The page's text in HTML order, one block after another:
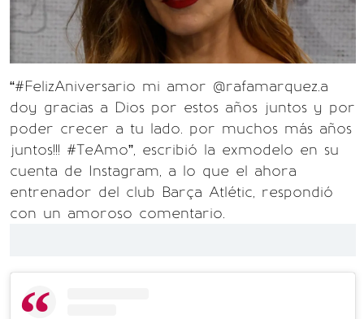
“#FelizAniversario mi amor @rafamarquez.a
doy gracias a Dios por estos años juntos y por
poder crecer a tu lado. por muchos más años
juntos!!! #TeAmo”, escribió la exmodelo en su
cuenta de Instagram, a lo que el ahora
entrenador del club Barça Atlétic, respondió
con un amoroso comentario.